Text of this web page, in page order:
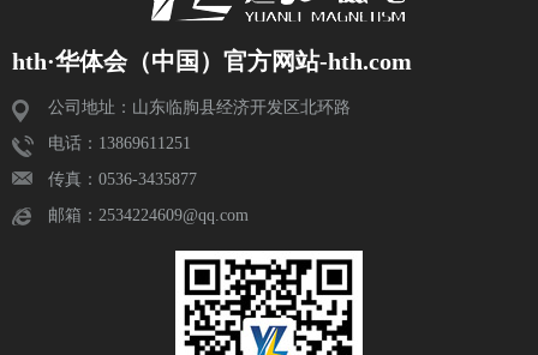
hth·华体会（中国）官方网站-hth.com
公司地址：山东临朐县经济开发区北环路
电话：13869611251
传真：0536-3435877
邮箱：2534224609@qq.com